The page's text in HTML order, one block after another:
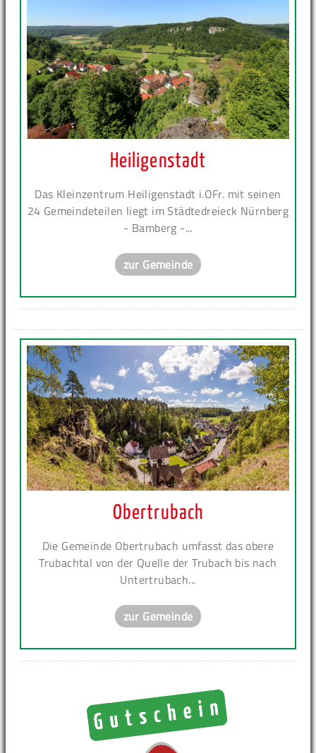
Heiligenstadt
Das Kleinzentrum Heiligenstadt i.OFr. mit seinen
24 Gemeindeteilen liegt im Städtedreieck Nürnberg
- Bamberg -...
zur Gemeinde
Obertrubach
Die Gemeinde Obertrubach umfasst das obere
Trubachtal von der Quelle der Trubach bis nach
Untertrubach...
zur Gemeinde